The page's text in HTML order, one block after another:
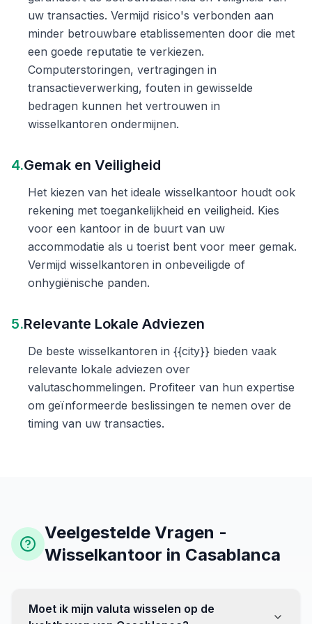
uw transacties. Vermijd risico's verbonden aan
minder betrouwbare etablissementen door die met
een goede reputatie te verkiezen.
Computerstoringen, vertragingen in
transactieverwerking, fouten in gewisselde
bedragen kunnen het vertrouwen in
wisselkantoren ondermijnen.
4.Gemak en Veiligheid
Het kiezen van het ideale wisselkantoor houdt ook
rekening met toegankelijkheid en veiligheid. Kies
voor een kantoor in de buurt van uw
accommodatie als u toerist bent voor meer gemak.
Vermijd wisselkantoren in onbeveiligde of
onhygiënische panden.
5.Relevante Lokale Adviezen
De beste wisselkantoren in {{city}} bieden vaak
relevante lokale adviezen over
valutaschommelingen. Profiteer van hun expertise
om geïnformeerde beslissingen te nemen over de
timing van uw transacties.
Veelgestelde Vragen -
Wisselkantoor in Casablanca
Moet ik mijn valuta wisselen op de